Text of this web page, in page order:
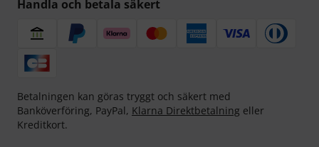
Handla och betala säkert
Betalningen kan göras tryggt och säkert med
Banköverföring, PayPal, Klarna Direktbetalning eller
Kreditkort.